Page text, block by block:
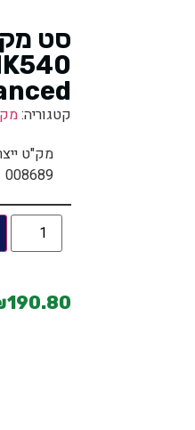
סט
קטגוריה:
008689
190.80